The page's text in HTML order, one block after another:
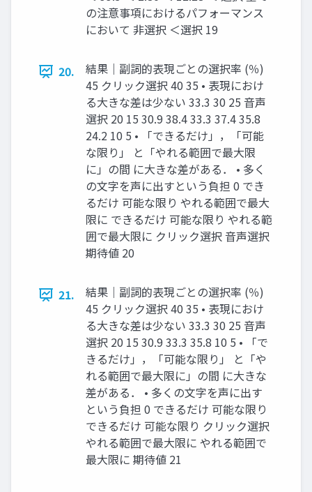
の注意事項におけるパフォーマンス
において ⾮選択 ＜選択 19
20.
結果｜副詞的表現ごとの選択率 (％)
45 クリック選択 40 35 • 表現におけ
る⼤きな差は少ない 33.3 30 25 ⾳声
選択 20 15 30.9 38.4 33.3 37.4 35.8
24.2 10 5 • 「できるだけ」，「可能
な限り」 と「やれる範囲で最⼤限
に」の間 に⼤きな差がある． • 多く
の⽂字を声に出すという負担 0 でき
るだけ 可能な限り やれる範囲で最⼤
限に できるだけ 可能な限り やれる範
囲で最⼤限に クリック選択 ⾳声選択
期待値 20
21.
結果｜副詞的表現ごとの選択率 (％)
45 クリック選択 40 35 • 表現におけ
る⼤きな差は少ない 33.3 30 25 ⾳声
選択 20 15 30.9 33.3 35.8 10 5 • 「で
きるだけ」，「可能な限り」 と「や
れる範囲で最⼤限に」の間 に⼤きな
差がある． • 多くの⽂字を声に出す
という負担 0 できるだけ 可能な限り
できるだけ 可能な限り クリック選択
やれる範囲で最⼤限に やれる範囲で
最⼤限に 期待値 21